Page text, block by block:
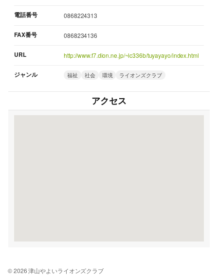
電話番号 0868224313
FAX番号 0868234136
URL http://www.f7.dion.ne.jp/~lc336b/tuyayayo/index.html
ジャンル 福祉 社会 環境 ライオンズクラブ
アクセス
© 2026 津山やよいライオンズクラブ